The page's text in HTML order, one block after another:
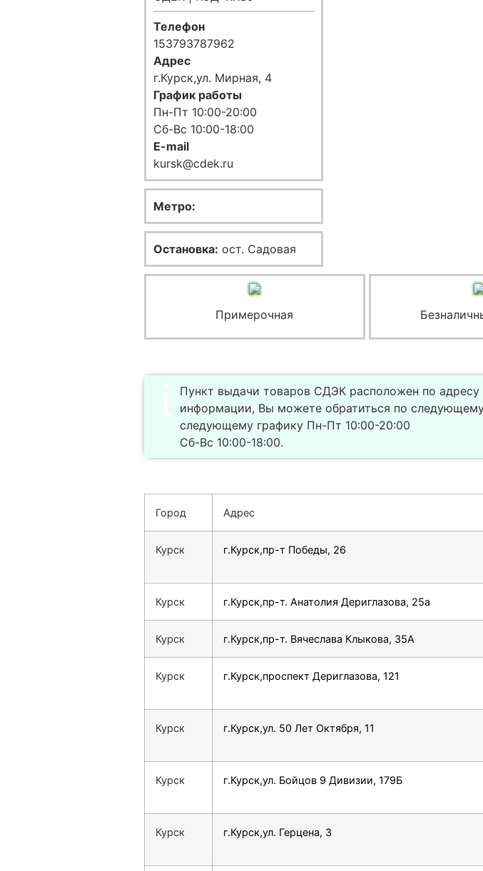
Телефон
153793787962
Адрес
г.Курск,ул. Мирная, 4
График работы
Пн-Пт 10:00-20:00
Сб-Вс 10:00-18:00
E-mail
kursk@cdek.ru
Метро:
Остановка: ост. Садовая
Примерочная
Пункт выдачи товаров СДЭК расположен по адресу
информации, Вы можете обратиться по
следующему графику Пн-Пт 10:00-20:00
Сб-Вс 10:00-18:00.
Город Адрес
Курск г.Курск,пр-т Победы, 26
Курск г.Курск,пр-т. Анатолия Дериглазова, 25а
Курск г.Курск,пр-т. Вячеслава Клыкова, 35А
Курск г.Курск,проспект Дериглазова, 121
Курск г.Курск,ул. 50 Лет Октября, 11
Курск г.Курск,ул. Бойцов 9 Дивизии, 179Б
Курск г.Курск,ул. Герцена, 3